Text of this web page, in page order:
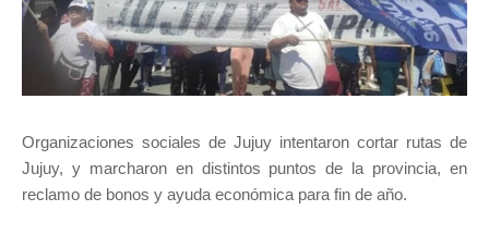
Organizaciones sociales de Jujuy intentaron cortar rutas de
Jujuy, y marcharon en distintos puntos de la provincia, en
reclamo de bonos y ayuda económica para fin de año.